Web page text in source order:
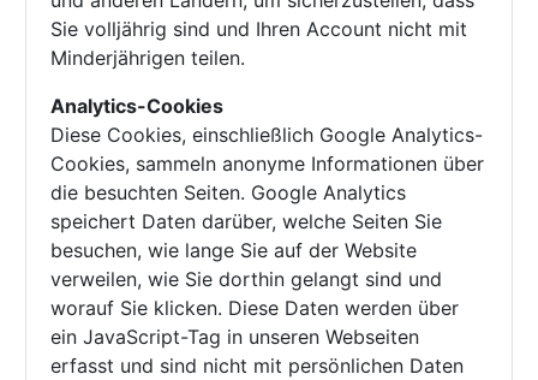
Sie volljährig sind und Ihren Account nicht mit
Minderjährigen teilen.
Analytics-Cookies
Diese Cookies, einschließlich Google Analytics-
Cookies, sammeln anonyme Informationen über
die besuchten Seiten. Google Analytics
speichert Daten darüber, welche Seiten Sie
besuchen, wie lange Sie auf der Website
verweilen, wie Sie dorthin gelangt sind und
worauf Sie klicken. Diese Daten werden über
ein JavaScript-Tag in unseren Webseiten
erfasst und sind nicht mit persönlichen Daten